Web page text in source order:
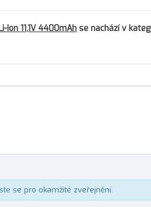
11,1V 4400mAh se nachází v
se pro okamžité zveřejnění.